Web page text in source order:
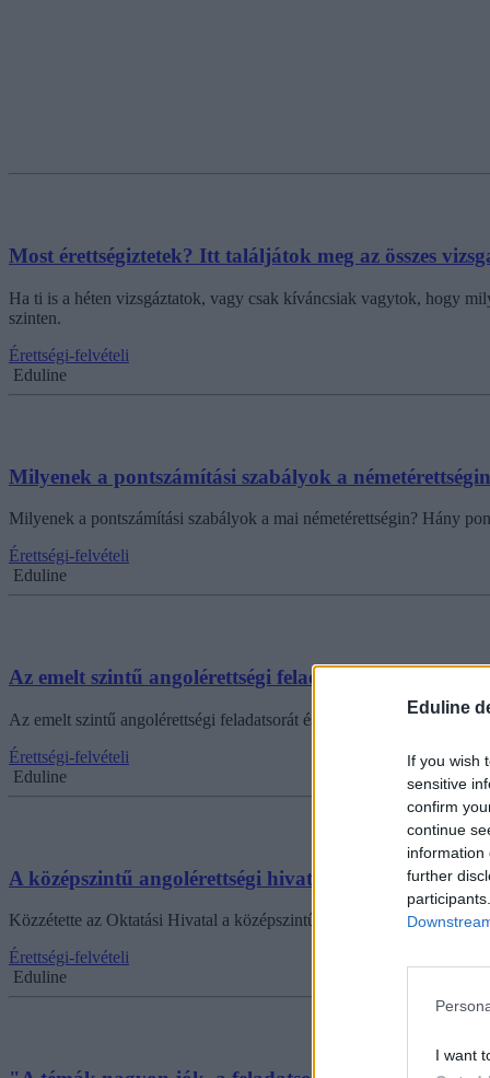
Eduline
If you wish
sensitive
confirm
continue
information
further
I want
Most érettségiztetek? Itt találjátok meg az összes
Ha ti is a héten vizsgáztatok, vagy csak kíváncsiak vagytok, hogy
szinten.
Érettségi-felvételi
Eduline
Milyenek a pontszámítási szabályok a
Milyenek a pontszámítási szabályok a mai németérettségin? Hány
Érettségi-felvételi
Eduline
Az emelt szintű angolérettségi feladatai és a hivatalos
Az emelt szintű angolérettségi feladatsorát és hivatalos megoldását is
Érettségi-felvételi
Eduline
A középszintű angolérettségi hivatalos megoldása
Közzétette az Oktatási Hivatal a középszintű angolérettségi
Érettségi-felvételi
Eduline